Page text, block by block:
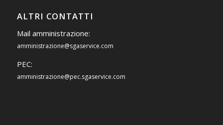
ALTRI CONTATTI
Mail amministrazione:
amministrazione@sgaservice.com
PEC:
amministrazione@pec.sgaservice.com